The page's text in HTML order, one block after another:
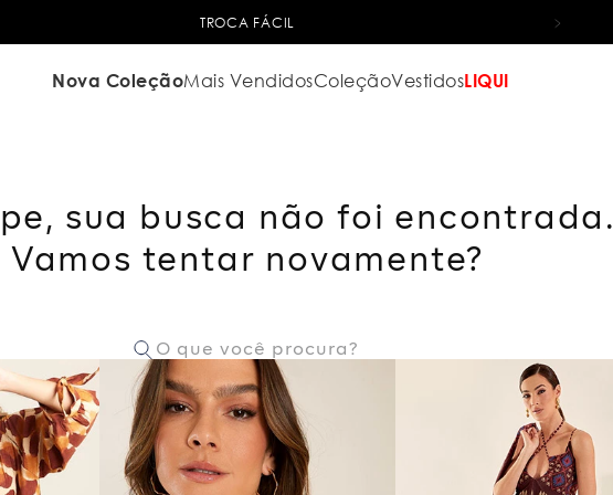
TROCA FÁCIL
Nova ColeçãoMais VendidosColeçãoVestidosLIQUI
sua busca não foi encontrada.
Vamos tentar novamente?